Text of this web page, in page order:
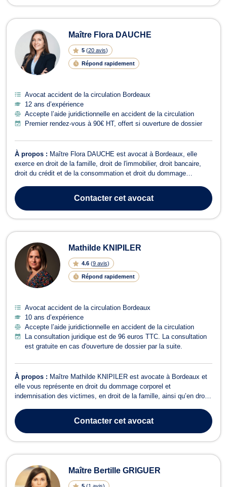
Maître Flora DAUCHE
5 (20 avis)
Répond rapidement
Avocat accident de la circulation Bordeaux
12 ans d’expérience
Accepte l’aide juridictionnelle en accident de la circulation
Premier rendez-vous à 90€ HT, offert si ouverture de dossier
À propos : Maître Flora DAUCHE est avocat à Bordeaux, elle
exerce en droit de la famille, droit de l'immobilier, droit bancaire,
droit du crédit et de la consommation et droit du dommage
divorce, une séparation, une rupture de PACS, qui engendrerait
l'attribution des dro...Contactercet avocat
Mathilde KNIPILER
4.6 (9 avis)
Répond rapidement
Avocat accident de la circulation Bordeaux
10 ans d’expérience
Accepte l’aide juridictionnelle en accident de la circulation
La consultation juridique est de 96 euros TTC. La consultation
est gratuite en cas d'ouverture de dossier par la suite.
À propos : Maître Mathilde KNIPILER est avocate à Bordeaux et
elle vous représente en droit du dommage corporel et
indemnisation des victimes, en droit de la famille, ainsi qu’en droit
des victimes, Maître Mathilde KNIPILER défend ses clients
victimes d’agression, d’ac...
Contactercet avocat
Maître Bertille GRIGUER